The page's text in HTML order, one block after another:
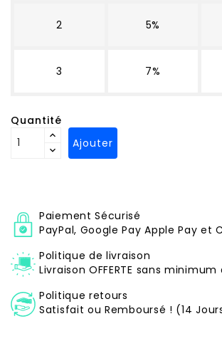
2 5%
3 7%
Quantité
Ajouter
Paiement Sécurisé
PayPal, Google Pay Apple Pay et
Politique de livraison
Livraison OFFERTE sans
Politique retours
Satisfait ou Remboursé ! (14